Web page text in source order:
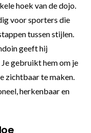
hoek van de dojo.
voor sporters die
tussen stijlen.
geeft hij
gebruikt hem om je
zichtbaar te maken.
herkenbaar en